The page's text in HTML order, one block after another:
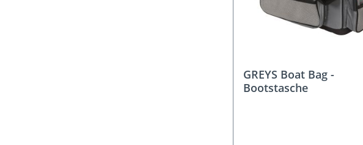
GREYS Boat Bag -
Bootstasche